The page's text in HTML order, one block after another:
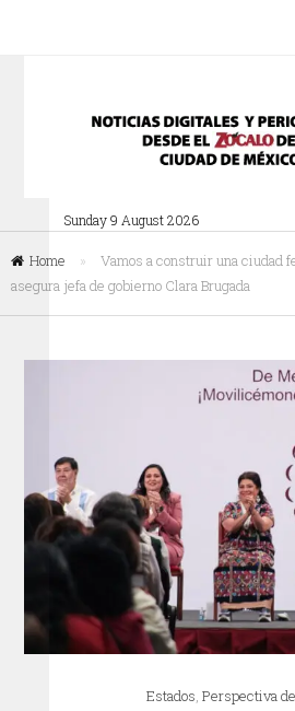
Sunday 9 August 2026
Home »
Vamos a construir una ciudad
asegura jefa de gobierno Clara Brugada
Estados,Perspectiva